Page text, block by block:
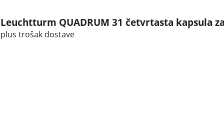
Leuchtturm QUADRUM 31 četvrtasta kapsula
plus trošak dostave